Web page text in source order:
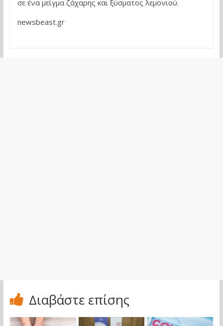
σε ένα μείγμα ζάχαρης και ξύσματος λεμονιού.
newsbeast.gr
Διαβάστε επίσης